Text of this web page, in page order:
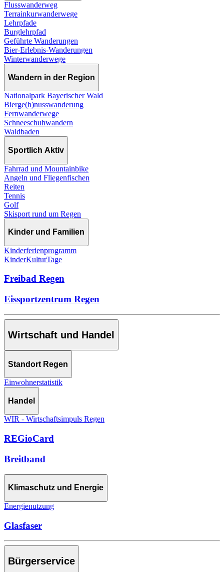
Flusswanderweg
Terrainkurwanderwege
Lehrpfade
Burglehrpfad
Geführte Wanderungen
Bier-Erlebnis-Wanderungen
Winterwanderwege
Wandern in der Region
Nationalpark Bayerischer Wald
Bierge(h)nusswanderung
Fernwanderwege
Schneeschuhwandern
Waldbaden
Sportlich Aktiv
Fahrrad und Mountainbike
Angeln und Fliegenfischen
Reiten
Tennis
Golf
Skisport rund um Regen
Kinder und Familien
Kinderferienprogramm
KinderKulturTage
Freibad Regen
Eissportzentrum Regen
Wirtschaft und Handel
Standort Regen
Einwohnerstatistik
Handel
WIR - Wirtschaftsimpuls Regen
REGioCard
Breitband
Klimaschutz und Energie
Energienutzung
Glasfaser
Bürgerservice